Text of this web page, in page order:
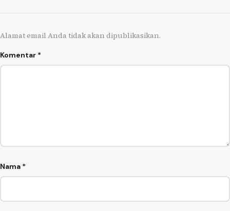
Alamat email Anda tidak akan dipublikasikan.
Komentar *
Nama *